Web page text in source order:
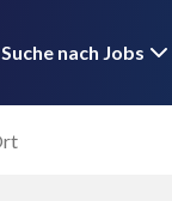
Suche nach Jobs